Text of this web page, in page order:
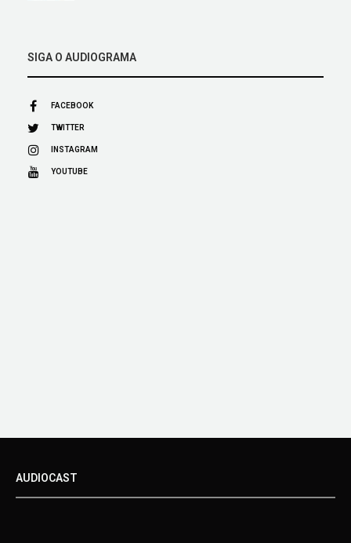
SIGA O AUDIOGRAMA
FACEBOOK
TWITTER
INSTAGRAM
YOUTUBE
AUDIOCAST